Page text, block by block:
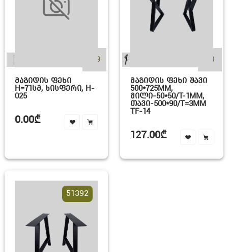
+19
ᲛᲐᲒᲘᲓᲘᲡ ᲤᲔᲮᲘ
H=71ᲡᲛ, ᲮᲘᲡᲤᲔᲠᲘ, H-
025
0.00₾
+3
ᲛᲐᲒᲘᲓᲘᲡ ᲤᲔᲮᲘ ᲨᲐᲕᲘ
500*725MM,
ᲛᲘᲚᲘ-50*50/T-1MM,
ᲗᲐᲕᲘ-500*90/T=3MM
TF-14
127.00₾
51392